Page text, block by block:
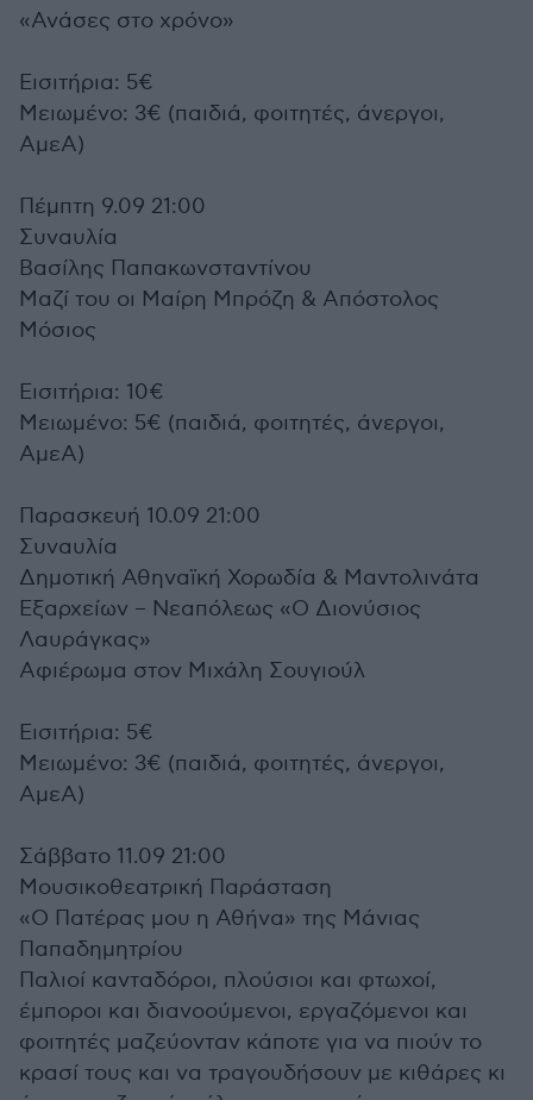
«Ανάσες στο χρόνο»
Εισιτήρια: 5€
Μειωμένο: 3€ (παιδιά, φοιτητές, άνεργοι,
ΑμεΑ)
Πέμπτη 9.09 21:00
Συναυλία
Βασίλης Παπακωνσταντίνου
Μαζί του οι Μαίρη Μπρόζη & Απόστολος
Μόσιος
Εισιτήρια: 10€
Μειωμένο: 5€ (παιδιά, φοιτητές, άνεργοι,
ΑμεΑ)
Παρασκευή 10.09 21:00
Συναυλία
Δημοτική Αθηναϊκή Χορωδία & Μαντολινάτα
Εξαρχείων – Νεαπόλεως «Ο Διονύσιος
Λαυράγκας»
Αφιέρωμα στον Μιχάλη Σουγιούλ
Εισιτήρια: 5€
Μειωμένο: 3€ (παιδιά, φοιτητές, άνεργοι,
ΑμεΑ)
Σάββατο 11.09 21:00
Μουσικοθεατρική Παράσταση
«Ο Πατέρας μου η Αθήνα» της Μάνιας
Παπαδημητρίου
Παλιοί κανταδόροι, πλούσιοι και φτωχοί,
έμποροι και διανοούμενοι, εργαζόμενοι και
φοιτητές μαζεύονταν κάποτε για να πιούν το
κρασί τους και να τραγουδήσουν με κιθάρες κι